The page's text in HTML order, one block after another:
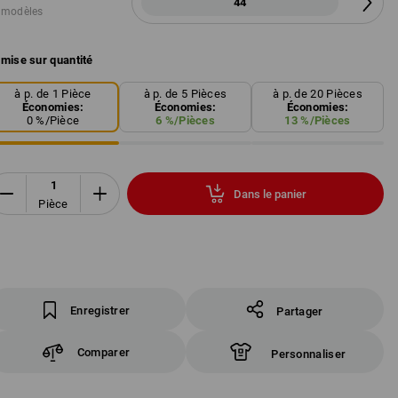
sur quantité
à p. de 1 Pièce
Économies:
0%/Pièce
à p. de 5 Pièces
Économies:
6 %/Pièces
à p. de 20 Pièces
Économies:
13%/Pièces
Pièce
Dans le panier
Enregistrer Partager
Comparer Personnaliser